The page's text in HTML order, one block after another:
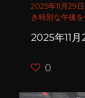
2025年11月29
き特別な午後を
2025年11
0